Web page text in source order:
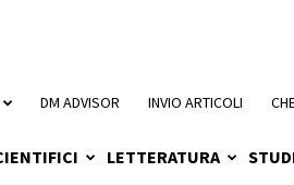
LETTERATURA
DM ADVISOR INVIO ARTICOLI